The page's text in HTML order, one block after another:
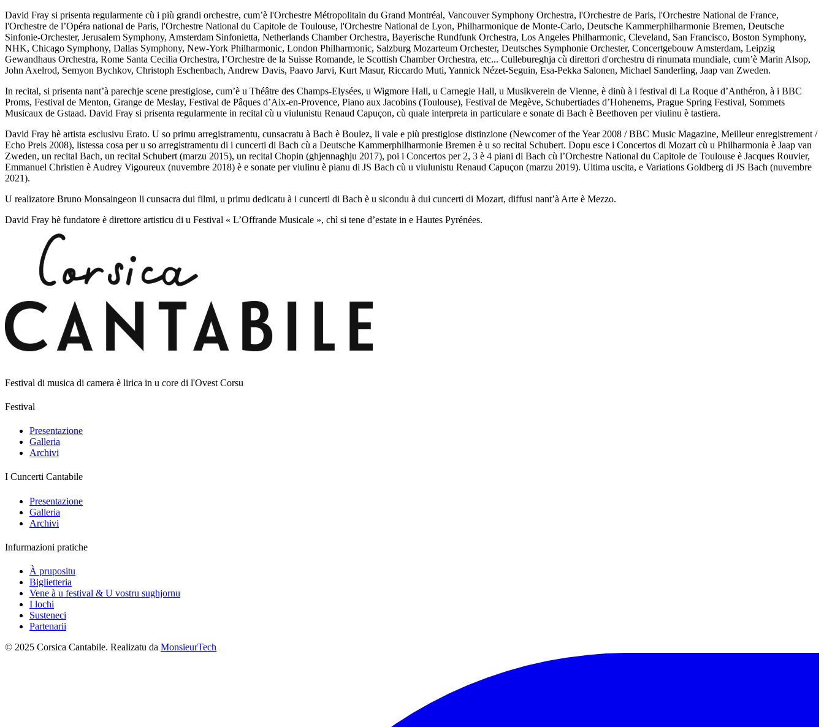
David Fray si prisenta regularmente cù i più grandi orchestre, cum’è l'Orchestre Métropolitain du Grand Montréal, Vancouver Symphony Orchestra, l'Orchestre de Paris, l'Orchestre National de France,
l'Orchestre de l’Opéra national de Paris, l'Orchestre National du Capitole de Toulouse, l'Orchestre National de Lyon, Philharmonique de Monte-Carlo, Deutsche Kammerphilharmonie Bremen, Deutsche
Sinfonie-Orchester, Jerusalem Symphony, Amsterdam Sinfonietta, Netherlands Chamber Orchestra, Bayerische Rundfunk Orchestra, Los Angeles Philharmonic, Cleveland, San Francisco, Boston Symphony,
NHK, Chicago Symphony, Dallas Symphony, New-York Philharmonic, London Philharmonic, Salzburg Mozarteum Orchester, Deutsches Symphonie Orchester, Concertgebouw Amsterdam, Leipzig
Gewandhaus Orchestra, Rome Santa Cecilia Orchestra, l’Orchestre de la Suisse Romande, le Scottish Chamber Orchestra, etc... Cullebureghja cù direttori d'orchestru di rinumata mundiale, cum’è Marin Alsop,
John Axelrod, Semyon Bychkov, Christoph Eschenbach, Andrew Davis, Paavo Jarvi, Kurt Masur, Riccardo Muti, Yannick Nézet-Seguin, Esa-Pekka Salonen, Michael Sanderling, Jaap van Zweden.
In recital, si prisenta nant’à parechje scene prestigiose, cum’è u Théâtre des Champs-Elysées, u Wigmore Hall, u Carnegie Hall, u Musikverein de Vienne, è dinù à i festival di La Roque d’Anthéron, à i BBC
Proms, Festival de Menton, Grange de Meslay, Festival de Pâques d’Aix-en-Provence, Piano aux Jacobins (Toulouse), Festival de Megève, Schubertiades d’Hohenems, Prague Spring Festival, Sommets
Musicaux de Gstaad. David Fray si prisenta regularmente in recital cù u viulunistu Renaud Capuçon, cù quale interpreta in particulare e sonate di Bach è Beethoven per viulinu è tastiera.
David Fray hè artista esclusivu Erato. U so primu arregistramentu, cunsacratu à Bach è Boulez, li vale e più prestigiose distinzione (Newcomer of the Year 2008 / BBC Music Magazine, Meilleur enregistrement /
Echo Preis 2008), listessa cosa per u so arregistramentu di i cuncerti di Bach cù a Deutsche Kammerphilharmonie Bremen è u so recital Schubert. Dopu esce i Concertos di Mozart cù u Philharmonia è Jaap van
Zweden, un recital Bach, un recital Schubert (marzu 2015), un recital Chopin (ghjennaghju 2017), poi i Concertos per 2, 3 è 4 piani di Bach cù l’Orchestre National du Capitole de Toulouse è Jacques Rouvier,
Emmanuel Christien è Audrey Vigoureux (nuvembre 2018) è e sonate per viulinu è pianu di JS Bach cù u viulunistu Renaud Capuçon (marzu 2019). Ultima uscita, e Variations Goldberg di JS Bach (nuvembre
2021).
U realizatore Bruno Monsaingeon li cunsacra dui filmi, u primu dedicatu à i cuncerti di Bach è u sicondu à dui cuncerti di Mozart, diffusi nant’à Arte è Mezzo.
David Fray hè fundatore è direttore artisticu di u Festival « L’Offrande Musicale », chì si tene d’estate in e Hautes Pyrénées.
Festival di musica di camera è lirica in u core di l'Ovest Corsu
Festival
Presentazione
Galleria
Archivi
I Cuncerti Cantabile
Presentazione
Galleria
Archivi
Infurmazioni pratiche
À prupositu
Biglietteria
Vene à u festival & U vostru sughjornu
I lochi
Susteneci
Partenarii
© 2025 Corsica Cantabile. Realizatu da MonsieurTech